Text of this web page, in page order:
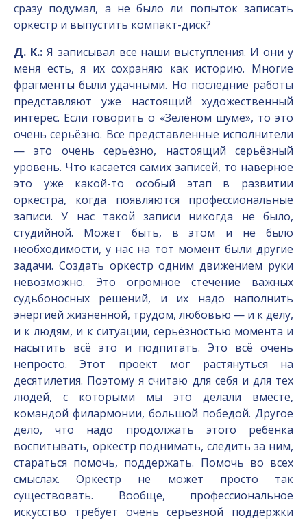
сразу подумал, а не было ли попыток записать
оркестр и выпустить компакт-диск?
Д. К.:Я записывал все наши выступления. И они у
меня есть, я их сохраняю как историю. Многие
фрагменты были удачными. Но последние работы
представляют уже настоящий художественный
интерес. Если говорить о «Зелёном шуме», то это
очень серьёзно. Все представленные исполнители
— это очень серьёзно, настоящий серьёзный
уровень. Что касается самих записей, то наверное
это уже какой-то особый этап в развитии
оркестра, когда появляются профессиональные
записи. У нас такой записи никогда не было,
студийной. Может быть, в этом и не было
необходимости, у нас на тот момент были другие
задачи. Создать оркестр одним движением руки
невозможно. Это огромное стечение важных
судьбоносных решений, и их надо наполнить
энергией жизненной, трудом, любовью — и к делу,
и к людям, и к ситуации, серьёзностью момента и
насытить всё это и подпитать. Это всё очень
непросто. Этот проект мог растянуться на
десятилетия. Поэтому я считаю для себя и для тех
людей, с которыми мы это делали вместе,
командой филармонии, большой победой. Другое
дело, что надо продолжать этого ребёнка
воспитывать, оркестр поднимать, следить за ним,
стараться помочь, поддержать. Помочь во всех
смыслах. Оркестр не может просто так
существовать. Вообще, профессиональное
искусство требует очень серьёзной поддержки